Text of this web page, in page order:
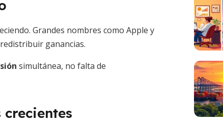
Grandes nombres como Apple y
ganancias.
simultánea, no falta de